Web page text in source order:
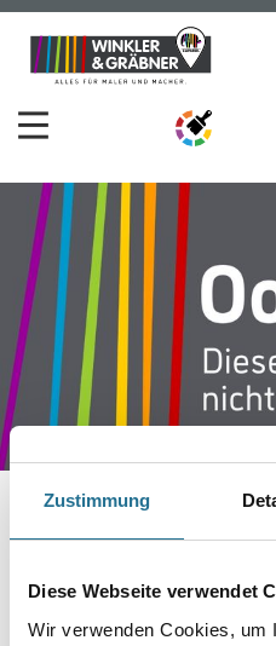
Zustimmung
Diese Webseite verwendet
Wir verwenden Cookies, um
Zum
Inhalt
Zum
Navigationsmenü
IST